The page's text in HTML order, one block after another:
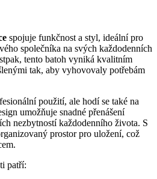
spojuje funkčnost a styl, ideální pro
společníka na svých každodenních
tento batoh vyniká kvalitním
tak, aby vyhovovaly potřebám
použití, ale hodí se také na
umožňuje snadné přenášení
nezbytností každodenního života. S
prostor pro uložení, což
patří: